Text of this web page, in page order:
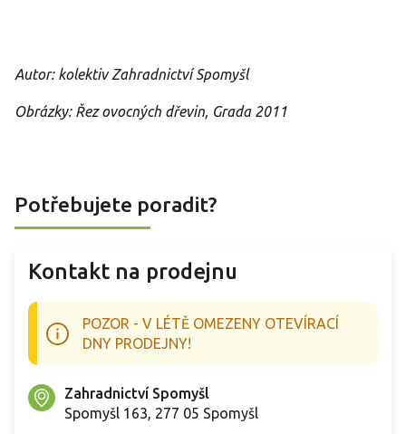
Autor: kolektiv Zahradnictví Spomyšl
Obrázky: Řez ovocných dřevin, Grada 2011
Potřebujete poradit?
Kontakt na prodejnu
POZOR - V LÉTĚ OMEZENY OTEVÍRACÍ
DNY PRODEJNY!
Zahradnictví Spomyšl
Spomyšl 163, 277 05 Spomyšl